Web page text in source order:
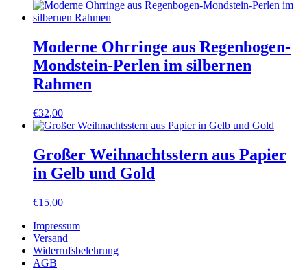
Moderne Ohrringe aus Regenbogen-
Mondstein-Perlen im silbernen
Rahmen
€32,00
Großer Weihnachtsstern aus Papier
in Gelb und Gold
€15,00
Impressum
Versand
Widerrufsbelehrung
AGB